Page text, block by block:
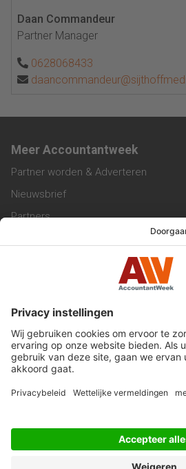
Daan Commandeur
Partner Manager
0628068433
Meer Accountantweek
Partner worden & Adverteren
Nieuwsbrief
Partners
Privacy Statement
Algemene Voorwaarden
Privacyinstellingen